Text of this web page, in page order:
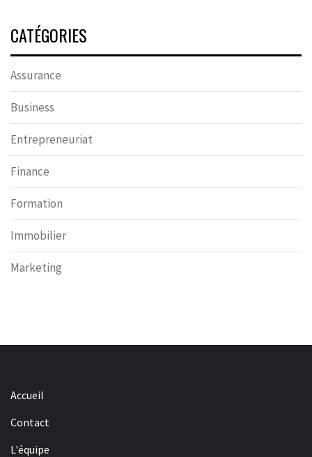
CATÉGORIES
Assurance
Business
Entrepreneuriat
Finance
Formation
Immobilier
Marketing
Accueil
Contact
L'équipe